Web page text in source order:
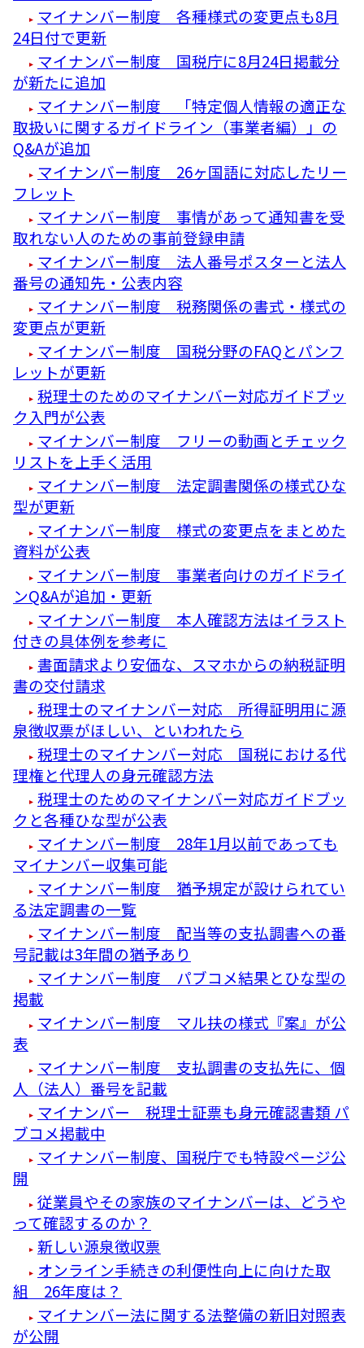
マイナンバー制度 各種様式の変更点も8月
24日付で更新
マイナンバー制度 国税庁に8月24日掲載分
が新たに追加
マイナンバー制度 「特定個人情報の適正な
取扱いに関するガイドライン（事業者編）」の
Q&Aが追加
マイナンバー制度 26ヶ国語に対応したリー
フレット
マイナンバー制度 事情があって通知書を受
取れない人のための事前登録申請
マイナンバー制度 法人番号ポスターと法人
番号の通知先・公表内容
マイナンバー制度 税務関係の書式・様式の
変更点が更新
マイナンバー制度 国税分野のFAQとパンフ
レットが更新
税理士のためのマイナンバー対応ガイドブッ
ク入門が公表
マイナンバー制度 フリーの動画とチェック
リストを上手く活用
マイナンバー制度 法定調書関係の様式ひな
型が更新
マイナンバー制度 様式の変更点をまとめた
資料が公表
マイナンバー制度 事業者向けのガイドライ
ンQ&Aが追加・更新
マイナンバー制度 本人確認方法はイラスト
付きの具体例を参考に
書面請求より安価な、スマホからの納税証明
書の交付請求
税理士のマイナンバー対応 所得証明用に源
泉徴収票がほしい、といわれたら
税理士のマイナンバー対応 国税における代
理権と代理人の身元確認方法
税理士のためのマイナンバー対応ガイドブッ
クと各種ひな型が公表
マイナンバー制度 28年1月以前であっても
マイナンバー収集可能
マイナンバー制度 猶予規定が設けられてい
る法定調書の一覧
マイナンバー制度 配当等の支払調書への番
号記載は3年間の猶予あり
マイナンバー制度 パブコメ結果とひな型の
掲載
マイナンバー制度 マル扶の様式『案』が公
表
マイナンバー制度 支払調書の支払先に、個
人（法人）番号を記載
マイナンバー 税理士証票も身元確認書類 パ
ブコメ掲載中
マイナンバー制度、国税庁でも特設ページ公
開
従業員やその家族のマイナンバーは、どうや
って確認するのか？
新しい源泉徴収票
オンライン手続きの利便性向上に向けた取
組 26年度は？
マイナンバー法に関する法整備の新旧対照表
が公開